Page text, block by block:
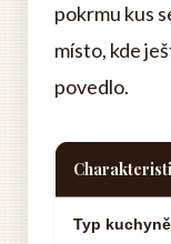
pokrmu kus
místo, kde
povedlo.
Typ kuchyně